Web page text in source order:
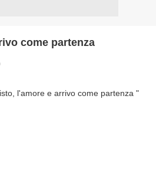
come partenza